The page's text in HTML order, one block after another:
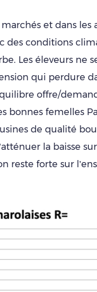
et dans les
des conditions
Les éleveurs ne
qui perdure
offre/
bonnes femelles
de qualité
la baisse
reste forte sur